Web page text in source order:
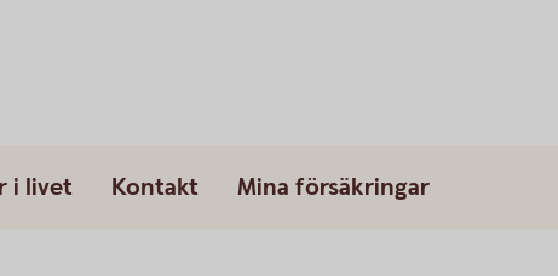
i livet Kontakt Mina försäkringar